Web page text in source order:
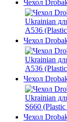
Чехол
Чехол
Чехол
Чехол